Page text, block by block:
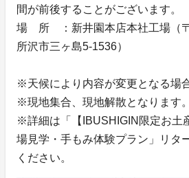
間が前後することがございます。
場 所 ：新井園本店本社工場（
所沢市三ヶ島5-1536）
※天候により内容が変更となる場
※現地集合、現地解散となります。
※詳細は「【IBUSHIGIN限定お土
場見学・手もみ体験プラン」リタ
ください。